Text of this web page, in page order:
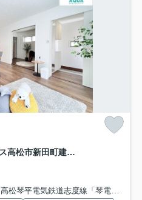
オール電化デザイナーズハウス高松市新田町建売⑥
高松琴平電気鉄道志度線「琴電屋島」駅 徒歩31分